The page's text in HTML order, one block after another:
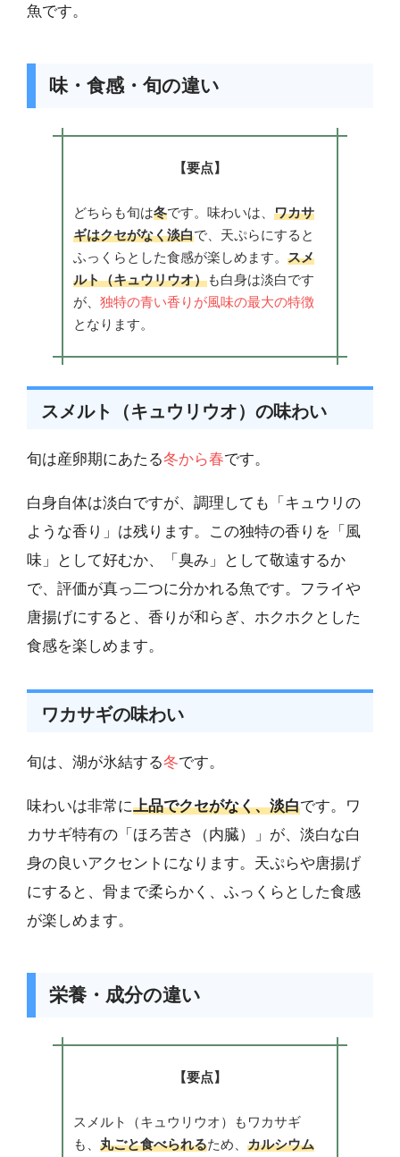
魚です。
味・食感・旬の違い
【要点】
どちらも旬は冬です。味わいは、 ワカサ
ギはクセがなく淡白で、天ぷらにすると
ふっくらとした食感が楽しめます。 スメ
ルト（キュウリウオ）も白身は淡白です
が、 独特の青い香りが風味の最大の特徴
となります。
スメルト（キュウリウオ）の味わい
旬は産卵期にあたる冬から春です。
白身自体は淡白ですが、調理しても「キュウリの
ような香り」は残ります。この独特の香りを「風
味」として好むか、「臭み」として敬遠するか
で、評価が真っ二つに分かれる魚です。フライや
唐揚げにすると、香りが和らぎ、ホクホクとした
食感を楽しめます。
ワカサギの味わい
旬は、湖が氷結する冬です。
味わいは非常に上品でクセがなく、淡白です。ワ
カサギ特有の「ほろ苦さ（内臓）」が、淡白な白
身の良いアクセントになります。天ぷらや唐揚げ
にすると、骨まで柔らかく、ふっくらとした食感
が楽しめます。
栄養・成分の違い
【要点】
スメルト（キュウリウオ）もワカサギ
も、 丸ごと食べられるため、 カルシウム